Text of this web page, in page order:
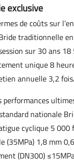
exclusive
de coûts sur
traditionnelle
sur 30 ans
unique 8
annuelle 3,2
performances
nationale
cyclique 5 000
(35MPa) 1,8 mm
(DN300)